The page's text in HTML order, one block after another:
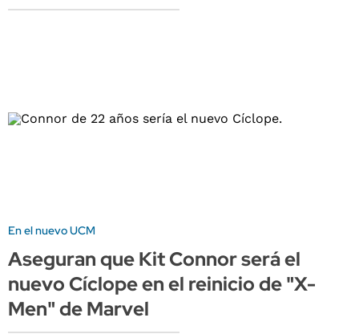
En el nuevo UCM
Aseguran que Kit Connor será el
nuevo Cíclope en el reinicio de "X-
Men" de Marvel